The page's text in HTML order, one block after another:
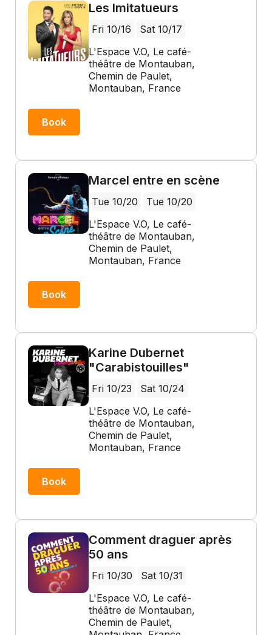
Les Imitatueurs
Fri 10/16
Sat 10/17
L'Espace V.O, Le café-
théâtre de Montauban,
Chemin de Paulet,
Montauban, France
Book
Marcel entre en scène
Tue 10/20
Tue 10/20
L'Espace V.O, Le café-
théâtre de Montauban,
Chemin de Paulet,
Montauban, France
Book
Karine Dubernet
"Carabistouilles"
Fri 10/23
Sat 10/24
L'Espace V.O, Le café-
théâtre de Montauban,
Chemin de Paulet,
Montauban, France
Book
Comment draguer après
50 ans
Fri 10/30
Sat 10/31
L'Espace V.O, Le café-
théâtre de Montauban,
Chemin de Paulet,